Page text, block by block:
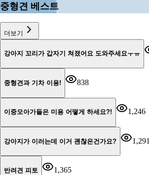
중형견 베스트
더보기
강아지 꼬리가 갑자기 쳐졌어요 도와주세요ㅜㅠ
중형견과 기차 이용! 838
이중모아가들은 미용 어떻게 하세요?! 1,246
강아지가 이러는데 이거 괜찮은건가요? 1,291
반려견 피토 1,365